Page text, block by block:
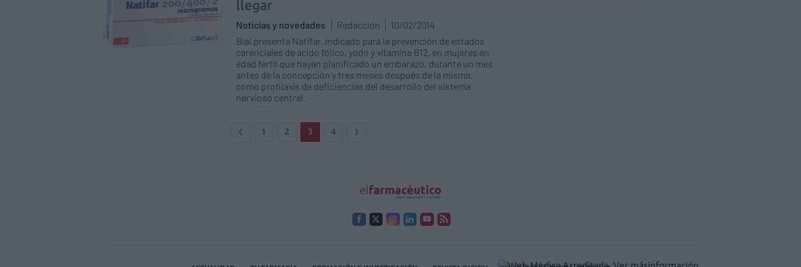
llegar
Noticias y novedades Redacción
10/02/2014
Bial presenta Natifar, indicado para la prevención de estados
carenciales de ácido fólico, yodo y vitamina B12, en mujeres en
edad fértil que hayan planificado un embarazo, durante un mes
antes de la concepción y tres meses después de la misma,
como profilaxis de deficiencias del desarrollo del sistema
nervioso central.
1 2 3 4